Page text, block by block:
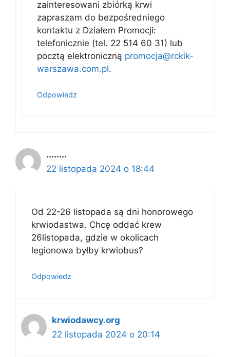
zainteresowani zbiórką krwi
zapraszam do bezpośredniego
kontaktu z Działem Promocji:
telefonicznie (tel. 22 514 60 31) lub
pocztą elektroniczną promocja@rckik-
warszawa.com.pl.
Odpowiedz
........
22 listopada 2024 o 18:44
Od 22-26 listopada są dni honorowego
krwiodastwa. Chcę oddać krew
26listopada, gdzie w okolicach
legionowa byłby krwiobus?
Odpowiedz
krwiodawcy.org
22 listopada 2024 o 20:14